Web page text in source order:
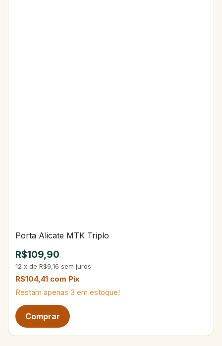
Porta Alicate MTK Triplo
R$109,90
12 x de R$9,16 sem juros
R$104,41 com Pix
Restam apenas 3 em estoque!